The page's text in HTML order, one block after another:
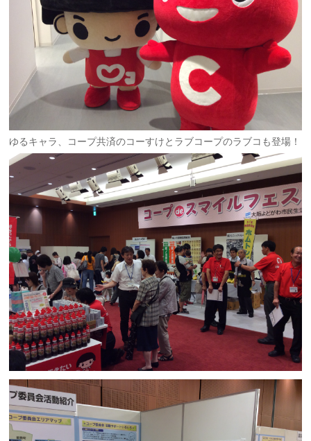
ゆるキャラ、コープ共済のコーすけとラブコープのラブコも登場！